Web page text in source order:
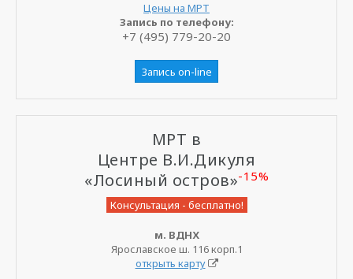
Цены на МРТ
Запись по телефону:
+7 (495) 779-20-20
Запись on-line
МРТ в
Центре В.И.Дикуля
«Лосиный остров»-15%
Консультация - бесплатно!
м. ВДНХ
Ярославское ш. 116 корп.1
открыть карту